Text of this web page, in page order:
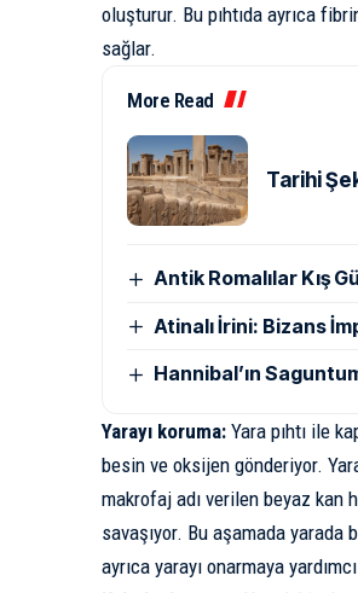
oluşturur. Bu pıhtıda ayrıca
sağlar.
More Read
Tarihi
Antik Romalılar Kış
Atinalı İrini: Bizans
Hannibal’ın
Yarayı koruma: Yara pıhtı ile
besin ve oksijen gönderiyor.
makrofaj adı verilen beyaz kan
savaşıyor. Bu aşamada yarada
ayrıca yarayı onarmaya